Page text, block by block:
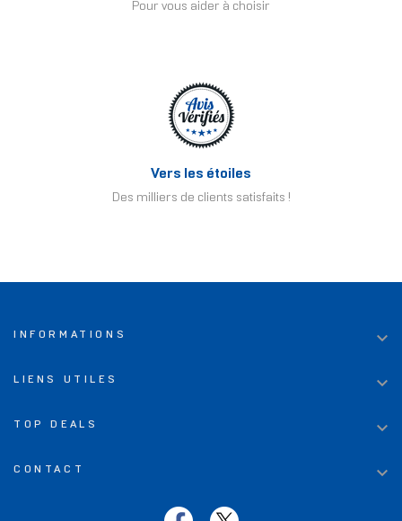
Pour vous aider à choisir
Vers les étoiles
Des milliers de clients satisfaits !
INFORMATIONS 
LIENS UTILES 
TOP DEALS 
CONTACT 